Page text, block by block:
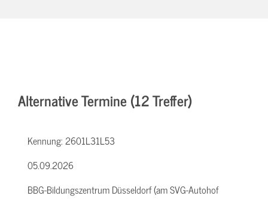
Alternative Termine (12 Treffer)
Kennung:2601L31L53
05.09.2026
BBG-Bildungszentrum Düsseldorf (am SVG-Autohof